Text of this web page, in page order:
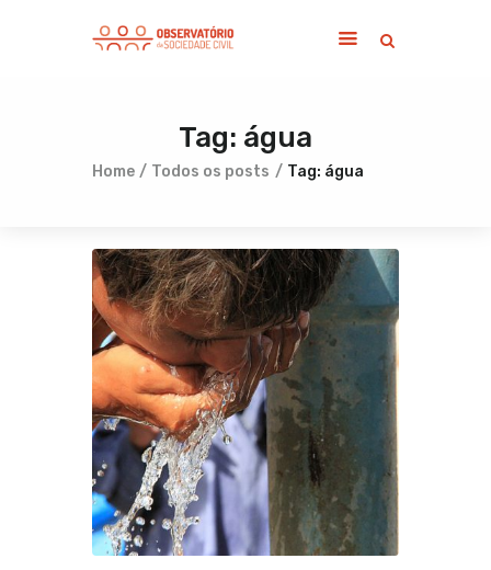
Tag: água
Home Todos os posts Tag: água
Sobre
Contato